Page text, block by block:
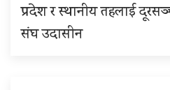
प्रदेश र स्थानीय तहलाई
संघ उदासीन